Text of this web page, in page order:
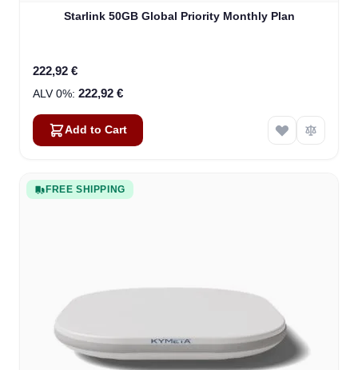
Starlink 50GB Global Priority Monthly Plan
222,92 €
222,92 €
Add to Cart
FREE SHIPPING